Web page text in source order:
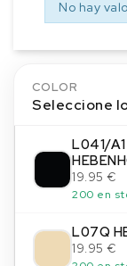
No hay
COLOR
Seleccione
L041/A1
19.95 €
200 en
L07Q
19.95 €